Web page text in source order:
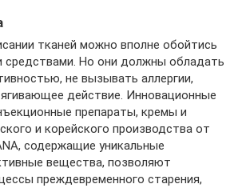
тканей можно вполне обойтись
средствами. Но они должны обладать
не вызывать аллергии,
действие. Инновационные
препараты, кремы и
и корейского производства от
содержащие уникальные
вещества, позволяют
преждевременного старения,